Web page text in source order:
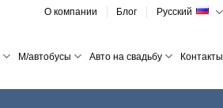
О компании Блог Русский
М/автобусы Авто на свадьбу Контакты